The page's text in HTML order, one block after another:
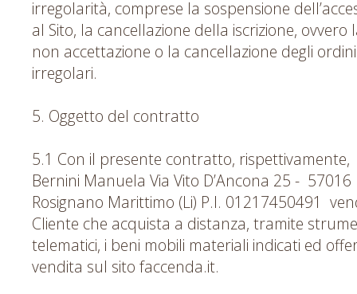
irregolarità, comprese la sospensione
al Sito, la cancellazione della iscrizione, ovvero
non accettazione o la cancellazione degli ordini
irregolari.
5. Oggetto del contratto
5.1 Con il presente contratto, rispettivamente,
Bernini Manuela Via Vito D’Ancona 25 - 57016
Rosignano Marittimo (Li) P.I. 01217450491
Cliente che acquista a distanza, tramite
telematici, i beni mobili materiali indicati ed
vendita sul sito faccenda.it.